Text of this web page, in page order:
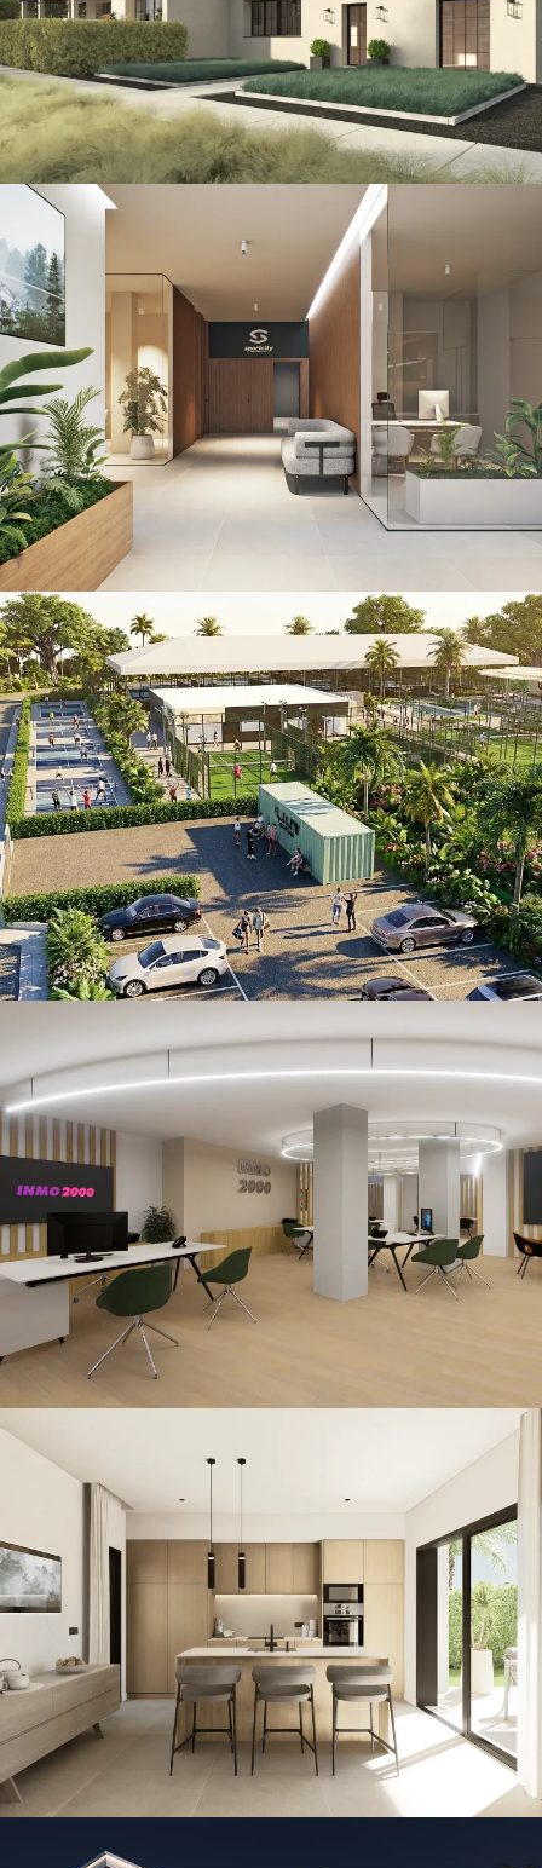
Sportcity Valencia
Villamartín Sport Center
RETAIL
Inmo 2000
CONSTRUCCIÓN / RETAIL
CONSTRUCCIÓN / THE ISLAND / VILLAS